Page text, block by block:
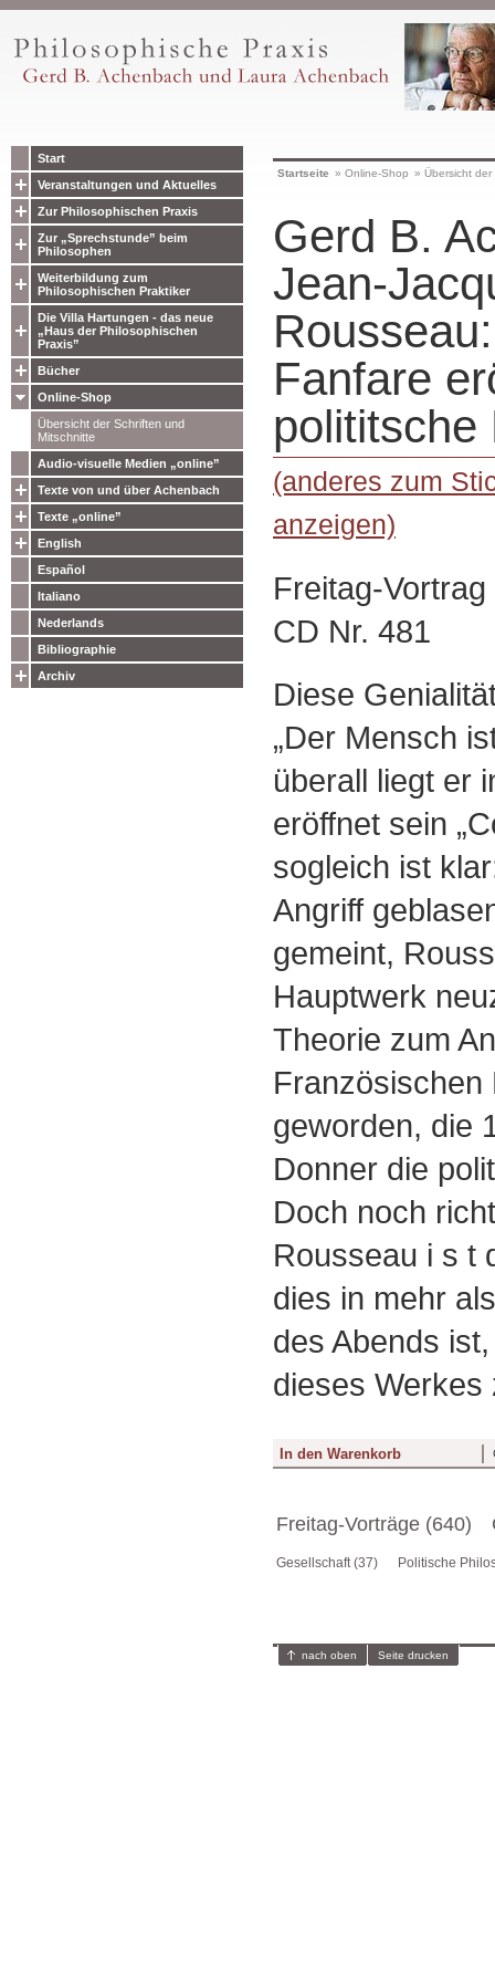
Start
Veranstaltungen und Aktuelles
Zur Philosophischen Praxis
Zur „Sprechstunde” beim
Philosophen
Weiterbildung zum
Philosophischen Praktiker
Die Villa Hartungen - das neue
„Haus der Philosophischen
Praxis”
Bücher
Online-Shop
Übersicht der Schriften und
Mitschnitte
Audio-visuelle Medien „online”
Texte von und über Achenbach
Texte „online”
English
Español
Italiano
Nederlands
Bibliographie
Archiv
Startseite » Online-Shop » Übersicht
Gerd B.
Jean-
Fanfare
polititsche
(anderes zum
anzeigen)
Freitag-
CD Nr. 481
Diese
„Der Mensch
überall liegt er
eröffnet sein
sogleich ist
Angriff
gemeint,
Hauptwerk
Theorie zum
Französischen
geworden, die
Donner die
Doch noch
Rousseau i s t
dies in mehr
des Abends
dieses
Freitag-Vorträge (640)
Gesellschaft (37) Politische
nach oben Seite drucken